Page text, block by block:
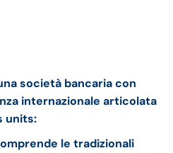
società bancaria con
internazionale articolata
units:
le tradizionali